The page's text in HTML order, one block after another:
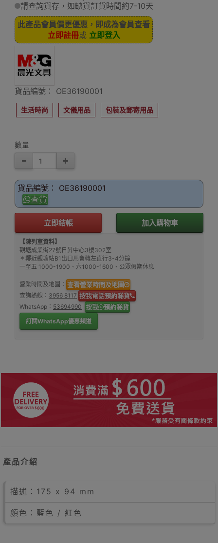
請查詢貨存，如缺貨訂貨時間約7-10天
此產品會員價更優惠，即成為會員查看
立即註冊或 立即登入
貨品編號： OE36190001
生活時尚 文儀用品 包裝及郵寄用品
數量
貨品編號： OE36190001
查貨
立即結帳 加入購物車
【陳列室資料】
觀塘成業街27號日昇中心3樓302室
＊鄰近觀塘站B1出口馬會轉左直行3-4分鐘
一至五 1000-1900、六1000-1600、公眾假期休息
營業時間及地圖： 查看營業時間及地圖
查詢熱線： 3956 8117 按我電話預約睇貨
WhatsApp： 53694990 按我 預約睇貨
訂閱WhatsApp優惠頻道
產品介紹
描述：175 x 94 mm
顏色：藍色 / 紅色